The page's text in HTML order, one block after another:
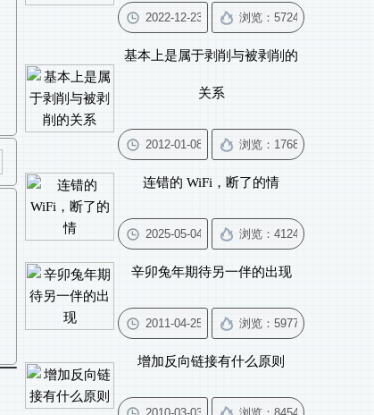
基本上是属于剥削与被剥削的
关系
连错的 WiFi，断了的情
辛卯兔年期待另一伴的出现
增加反向链接有什么原则